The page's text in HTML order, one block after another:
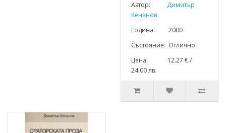
Автор:
Димитър
Кенанов
Година: 2000
Състояние: Отлично
Цена: 12.27 € /
24.00 лв.